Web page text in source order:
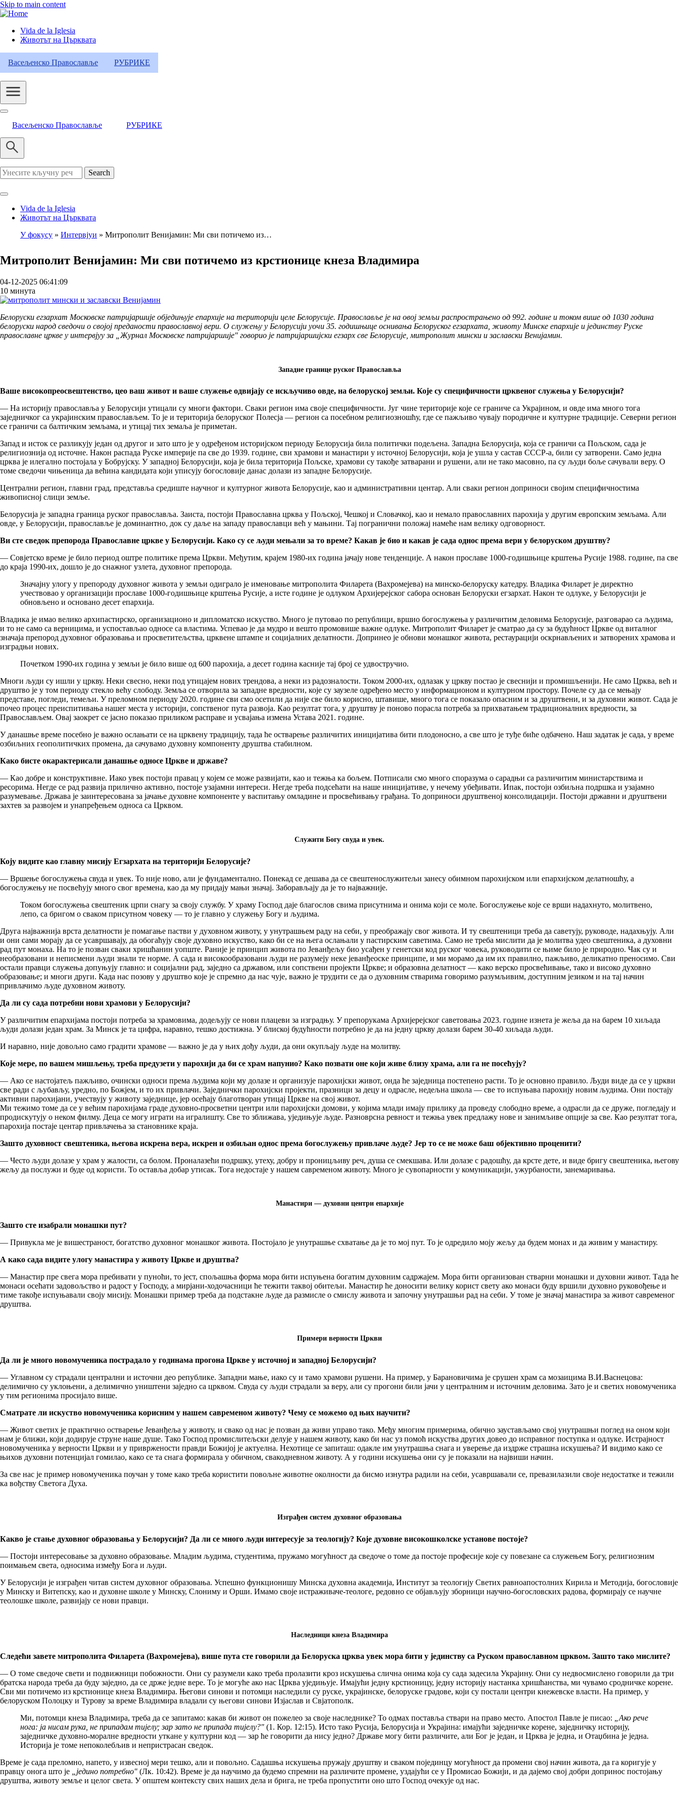
Skip to main content
Header
Category
Menu
Vida de la Iglesia
Животът на Църквата
Васељенско Православље РУБРИКЕ
Васељенско Православље РУБРИКЕ
Search
Vida de la Iglesia
Животът на Църквата
У фокусу Интервјуи Митрополит Венијамин: Ми сви потичемо из…
Митрополит Венијамин: Ми сви потичемо из крстионице кнеза Владимира
04-12-2025 06:41:09
10 минута
Белоруски егзархат Московске патријаршије обједињује епархије на територији целе Белорусије. Православље је на овој земљи распрострањено од 992. године и током више од 1030 година
белоруски народ сведочи о својој преданости православној вери. О служењу у Белорусији уочи 35. годишњице оснивања Белоруског егзархата, животу Минске епархије и јединству Руске
православне цркве у интервјуу за „Журнал Московске патријаршије" говорио је патријаршијски егзарх све Белорусије, митрополит мински и заславски Венијамин.
Западне границе руског Православља
Ваше високопреосвештенство, цео ваш живот и ваше служење одвијају се искључиво овде, на белоруској земљи. Које су специфичности црквеног служења у Белорусији?
— На историју православља у Белорусији утицали су многи фактори. Сваки регион има своје специфичности. Југ чине територије које се граниче са Украјином, и овде има много тога
заједничког са украјинским православљем. То је и територија белоруског Полесја — регион са посебном религиозношћу, где се пажљиво чувају породичне и културне традиције. Северни регион
се граничи са балтичким земљама, и утицај тих земаља је приметан.
Запад и исток се разликују један од другог и зато што је у одређеном историјском периоду Белорусија била политички подељена. Западна Белорусија, која се граничи са Пољском, сада је
религиознија од источне. Након распада Руске империје па све до 1939. године, сви храмови и манастири у источној Белорусији, која је ушла у састав СССР-а, били су затворени. Само једна
црква је илегално постојала у Бобрујску. У западној Белорусији, која је била територија Пољске, храмови су такође затварани и рушени, али не тако масовно, па су људи боље сачували веру. О
томе сведочи чињеница да већина кандидата који уписују богословије данас долази из западне Белорусије.
Централни регион, главни град, представља средиште научног и културног живота Белорусије, као и административни центар. Али сваки регион доприноси својим специфичностима
живописној слици земље.
Белорусија је западна граница руског православља. Заиста, постоји Православна црква у Пољској, Чешкој и Словачкој, као и немало православних парохија у другим европским земљама. Али
овде, у Белорусији, православље је доминантно, док су даље на западу православци већ у мањини. Тај погранични положај намеће нам велику одговорност.
Ви сте сведок препорода Православне цркве у Белорусији. Како су се људи мењали за то време? Какав је био и какав је сада однос према вери у белоруском друштву?
— Совјетско време је било период оштре политике према Цркви. Међутим, крајем 1980-их година јачају нове тенденције. А након прославе 1000-годишњице крштења Русије 1988. године, па све
до краја 1990-их, дошло је до снажног узлета, духовног препорода.
Значајну улогу у препороду духовног живота у земљи одиграло је именовање митрополита Филарета (Вахромејева) на минско-белоруску катедру. Владика Филарет је директно
учествовао у организацији прославе 1000-годишњице крштења Русије, а исте године је одлуком Архијерејског сабора основан Белоруски егзархат. Након те одлуке, у Белорусији је
обновљено и основано десет епархија.
Владика је имао велико архипастирско, организационо и дипломатско искуство. Много је путовао по републици, вршио богослужења у различитим деловима Белорусије, разговарао са људима,
и то не само са верницима, и успостављао односе са властима. Успевао је да мудро и вешто промовише важне одлуке. Митрополит Филарет је сматрао да су за будућност Цркве од виталног
значаја препород духовног образовања и просветитељства, црквене штампе и социјалних делатности. Допринео је обнови монашког живота, рестаурацији оскрнављених и затворених храмова и
изградњи нових.
Почетком 1990-их година у земљи је било више од 600 парохија, а десет година касније тај број се удвостручио.
Многи људи су ишли у цркву. Неки свесно, неки под утицајем нових трендова, а неки из радозналости. Током 2000-их, одлазак у цркву постао је свеснији и промишљенији. Не само Црква, већ и
друштво је у том периоду стекло већу слободу. Земља се отворила за западне вредности, које су заузеле одређено место у информационом и културном простору. Почеле су да се мењају
представе, погледи, темељи. У преломном периоду 2020. године сви смо осетили да није све било корисно, штавише, много тога се показало опасним и за друштвени, и за духовни живот. Сада је
почео процес преиспитивања нашег места у историји, сопственог пута развоја. Као резултат тога, у друштву је поново порасла потреба за прихватањем традиционалних вредности, за
Православљем. Овај заокрет се јасно показао приликом расправе и усвајања измена Устава 2021. године.
У данашње време посебно је важно ослањати се на црквену традицију, тада ће остварење различитих иницијатива бити плодоносно, а све што је туђе биће одбачено. Наш задатак је сада, у време
озбиљних геополитичких промена, да сачувамо духовну компоненту друштва стабилном.
Како бисте окарактерисали данашње односе Цркве и државе?
— Као добре и конструктивне. Иако увек постоји правац у којем се може развијати, као и тежња ка бољем. Потписали смо много споразума о сарадњи са различитим министарствима и
ресорима. Негде се рад развија прилично активно, постоје узајамни интереси. Негде треба подсећати на наше иницијативе, у нечему убеђивати. Ипак, постоји озбиљна подршка и узајамно
разумевање. Држава је заинтересована за јачање духовне компоненте у васпитању омладине и просвећивању грађана. То доприноси друштвеној консолидацији. Постоји државни и друштвени
захтев за развојем и унапређењем односа са Црквом.
Служити Богу свуда и увек.
Коју видите као главну мисију Егзархата на територији Белорусије?
— Вршење богослужења свуда и увек. То није ново, али је фундаментално. Понекад се дешава да се свештенослужитељи занесу обимном парохијском или епархијском делатношћу, а
богослужењу не посвећују много свог времена, као да му придају мањи значај. Заборављају да је то најважније.
Током богослужења свештеник црпи снагу за своју службу. У храму Господ даје благослов свима присутнима и онима који се моле. Богослужење које се врши надахнуто, молитвено,
лепо, са бригом о сваком присутном човеку — то је главно у служењу Богу и људима.
Друга најважнија врста делатности је помагање пастви у духовном животу, у унутрашњем раду на себи, у преображају свог живота. И ту свештеници треба да саветују, руководе, надахњују. Али
и они сами морају да се усавршавају, да обогаћују своје духовно искуство, како би се на њега ослањали у пастирским саветима. Само не треба мислити да је молитва удео свештеника, а духовни
рад пут монаха. На то је позван сваки хришћанин уопште. Раније је принцип живота по Јеванђељу био усађен у генетски код руског човека, руководити се њиме било је природно. Чак су и
необразовани и неписмени људи знали те норме. А сада и високообразовани људи не разумеју неке јеванђеоске принципе, и ми морамо да им их правилно, пажљиво, деликатно преносимо. Сви
остали правци служења допуњују главно: и социјални рад, заједно са државом, или сопствени пројекти Цркве; и образовна делатност — како верско просвећивање, тако и високо духовно
образовање; и многи други. Када нас позову у друштво које је спремно да нас чује, важно је трудити се да о духовним стварима говоримо разумљивим, доступним језиком и на тај начин
привлачимо људе духовном животу.
Да ли су сада потребни нови храмови у Белорусији?
У различитим епархијама постоји потреба за храмовима, додељују се нови плацеви за изградњу. У препорукама Архијерејског саветовања 2023. године изнета је жеља да на барем 10 хиљада
људи долази један храм. За Минск је та цифра, наравно, тешко достижна. У блиској будућности потребно је да на једну цркву долази барем 30-40 хиљада људи.
И наравно, није довољно само градити храмове — важно је да у њих дођу људи, да они окупљају људе на молитву.
Које мере, по вашем мишљењу, треба предузети у парохији да би се храм напунио? Како позвати оне који живе близу храма, али га не посећују?
— Ако се настојатељ пажљиво, очински односи према људима који му долазе и организује парохијски живот, онда ће заједница постепено расти. То је основно правило. Људи виде да се у цркви
све ради с љубављу, уредно, по Божјем, и то их привлачи. Заједнички парохијски пројекти, празници за децу и одрасле, недељна школа — све то испуњава парохију новим људима. Они постају
активни парохијани, учествују у животу заједнице, јер осећају благотворан утицај Цркве на свој живот.
Ми тежимо томе да се у већим парохијама граде духовно-просветни центри или парохијски домови, у којима млади имају прилику да проведу слободно време, а одрасли да се друже, погледају и
продискутују о неком филму. Деца се могу играти на игралишту. Све то зближава, уједињује људе. Разноврсна ревност и тежња увек предлажу нове и занимљиве опције за све. Као резултат тога,
парохија постаје центар привлачења за становнике краја.
Зашто духовност свештеника, његова искрена вера, искрен и озбиљан однос према богослужењу привлаче људе? Јер то се не може баш објективно проценити?
— Често људи долазе у храм у жалости, са болом. Проналазећи подршку, утеху, добру и проницљиву реч, душа се смекшава. Или долазе с радошћу, да крсте дете, и виде бригу свештеника, његову
жељу да послужи и буде од користи. То оставља добар утисак. Тога недостаје у нашем савременом животу. Много је сувопарности у комуникацији, ужурбаности, занемаривања.
Манастири — духовни центри епархије
Зашто сте изабрали монашки пут?
— Привукла ме је вишестраност, богатство духовног монашког живота. Постојало је унутрашње схватање да је то мој пут. То је одредило моју жељу да будем монах и да живим у манастиру.
А како сада видите улогу манастира у животу Цркве и друштва?
— Манастир пре свега мора пребивати у пуноћи, то јест, спољашња форма мора бити испуњена богатим духовним садржајем. Мора бити организован стварни монашки и духовни живот. Тада ће
монаси осећати задовољство и радост у Господу, а мирјани-ходочасници ће тежити таквој обитељи. Манастир ће доносити велику корист свету ако монаси буду вршили духовно руковођење и
тиме такође испуњавали своју мисију. Монашки пример треба да подстакне људе да размисле о смислу живота и започну унутрашњи рад на себи. У томе је значај манастира за живот савременог
друштва.
Примери верности Цркви
Да ли је много новомученика пострадало у годинама прогона Цркве у источној и западној Белорусији?
— Углавном су страдали централни и источни део републике. Западни мање, иако су и тамо храмови рушени. На пример, у Барановичима је срушен храм са мозаицима В.И.Васнецова:
делимично су уклоњени, а делимично уништени заједно са црквом. Свуда су људи страдали за веру, али су прогони били јачи у централним и источним деловима. Зато је и светих новомученика
у тим регионима просијало више.
Сматрате ли искуство новомученика корисним у нашем савременом животу? Чему се можемо од њих научити?
— Живот светих је практично остварење Јеванђеља у животу, и свако од нас је позван да живи управо тако. Међу многим примерима, обично заустављамо свој унутрашњи поглед на оном који
нам је ближи, који додирује струне наше душе. Тако Господ промислитељски делује у нашем животу, како би нас уз помоћ искуства других довео до исправног поступка и одлуке. Истрајност
новомученика у верности Цркви и у привржености правди Божијој је актуелна. Нехотице се запиташ: одакле им унутрашња снага и уверење да издрже страшна искушења? И видимо како се
њихов духовни потенцијал гомилао, како се та снага формирала у обичном, свакодневном животу. А у години искушења они су је показали на највиши начин.
За све нас је пример новомученика поучан у томе како треба користити повољне животне околности да бисмо изнутра радили на себи, усавршавали се, превазилазили своје недостатке и тежили
ка вођству Светога Духа.
Изграђен систем духовног образовања
Какво је стање духовног образовања у Белорусији? Да ли се много људи интересује за теологију? Које духовне високошколске установе постоје?
— Постоји интересовање за духовно образовање. Младим људима, студентима, пружамо могућност да сведоче о томе да постоје професије које су повезане са служењем Богу, религиозним
поимањем света, односима између Бога и људи.
У Белорусији је изграђен читав систем духовног образовања. Успешно функционишу Минска духовна академија, Институт за теологију Светих равноапостолних Кирила и Методија, богословије
у Минску и Витепску, као и духовне школе у Минску, Слониму и Орши. Имамо своје истраживаче-теологе, редовно се објављују зборници научно-богословских радова, формирају се научне
теолошке школе, развијају се нови правци.
Наследници кнеза Владимира
Следећи завете митрополита Филарета (Вахромејева), више пута сте говорили да Белоруска црква увек мора бити у јединству са Руском православном црквом. Зашто тако мислите?
— О томе сведоче свети и подвижници побожности. Они су разумели како треба пролазити кроз искушења слична онима која су сада задесила Украјину. Они су недвосмислено говорили да три
братска народа треба да буду заједно, да се држе једне вере. То је могуће ако нас Црква уједињује. Имајући једну крстионицу, једну историју настанка хришћанства, ми чувамо сродничке корене.
Сви ми потичемо из крстионице кнеза Владимира. Његови синови и потомци наследили су руске, украјинске, белоруске градове, који су постали центри кнежевске власти. На пример, у
белоруском Полоцку и Турову за време Владимира владали су његови синови Изјаслав и Свјатополк.
Ми, потомци кнеза Владимира, треба да се запитамо: какав би живот он пожелео за своје наследнике? То одмах поставља ствари на право место. Апостол Павле је писао: „Ако рече
нога: ја нисам рука, не припадам тијелу; зар зато не припада тијелу?" (1. Кор. 12:15). Исто тако Русија, Белорусија и Украјина: имајући заједничке корене, заједничку историју,
заједничке духовно-моралне вредности уткане у културни код — зар ће говорити да нису једно? Државе могу бити различите, али Бог је један, и Црква је једна, и Отаџбина је једна.
Историја је томе непоколебљив и непристрасан сведок.
Време је сада преломно, напето, у извесној мери тешко, али и повољно. Садашња искушења пружају друштву и сваком појединцу могућност да промени свој начин живота, да га коригује у
правцу онога што је „једино потребно" (Лк. 10:42). Време је да научимо да будемо спремни на различите промене, уздајући се у Промисао Божији, и да дајемо свој добри допринос постојању
друштва, животу земље и целог света. У општем контексту свих наших дела и брига, не треба пропустити оно што Господ очекује од нас.